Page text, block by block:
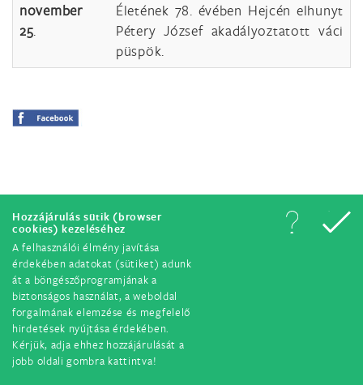
Hozzájárulás sütik (browser
cookies) kezeléséhez
A felhasználói élmény javítása
érdekében adatokat (sütiket) adunk
át a böngészőprogramjának a
biztonságos használat, a weboldal
forgalmának elemzése és megfelelő
hirdetések nyújtása érdekében.
Kérjük, adja ehhez hozzájárulását a
jobb oldali gombra kattintva!
november
25.
Életének 78. évében Hejcén elhunyt
Pétery József akadályoztatott váci
püspök.
© Minden jog fenntartva. 2018.